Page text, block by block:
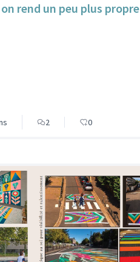
rend un peu plus propre
2 0